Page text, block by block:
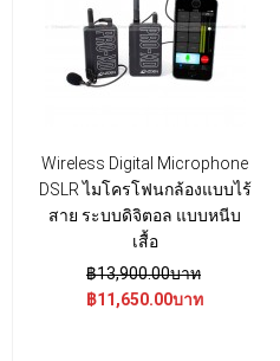
Wireless Digital Microphone
DSLR ไมโครโฟนกล้องแบบไร้
สาย ระบบดิจิตอล แบบหนีบ
เสื้อ
฿13,900.00บาท
฿11,650.00บาท